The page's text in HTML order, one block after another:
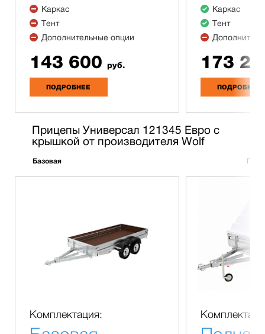
Каркас
Тент
Дополнительные опции
143 600 руб.
ПОДРОБНЕЕ
Каркас
Тент
173
ПОДРОБНЕЕ
Прицепы Универсал 121345 Евро с
крышкой от производителя Wolf
Базовая
Комплектация: